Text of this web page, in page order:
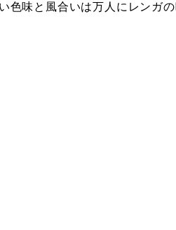
色味と風合いは万人にレンガの